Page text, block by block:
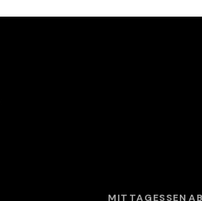
MITTAGESSEN